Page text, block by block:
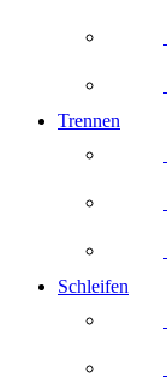
Trennen
Schleifen